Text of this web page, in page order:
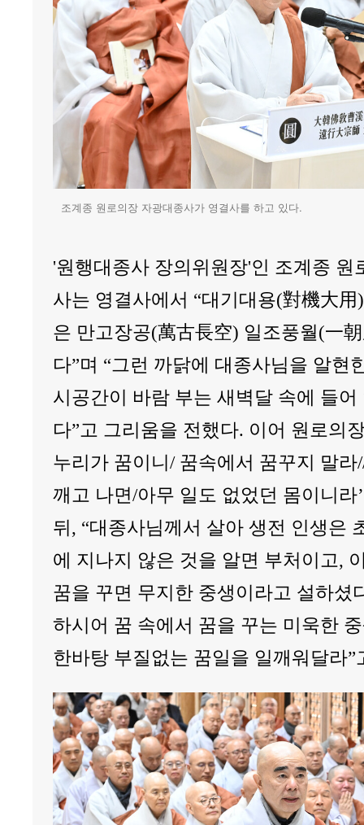
조계종 원로의장 자광대종사가 영결사를 하고 있다.
'원행대종사 장의위원장'인 조계종 원
사는 영결사에서 “대기대용(對機大
은 만고장공(萬古長空) 일조풍월(一
다”며 “그런 까닭에 대종사님을 알현
시공간이 바람 부는 새벽달 속에 들
다”고 그리움을 전했다. 이어 원로의
누리가 꿈이니/ 꿈속에서 꿈꾸지 말
깨고 나면/아무 일도 없었던 몸이니라
뒤, “대종사님께서 살아 생전 인생은
에 지나지 않은 것을 알면 부처이고,
꿈을 꾸면 무지한 중생이라고 설하셨
하시어 꿈 속에서 꿈을 꾸는 미욱한
한바탕 부질없는 꿈일을 일깨워달라